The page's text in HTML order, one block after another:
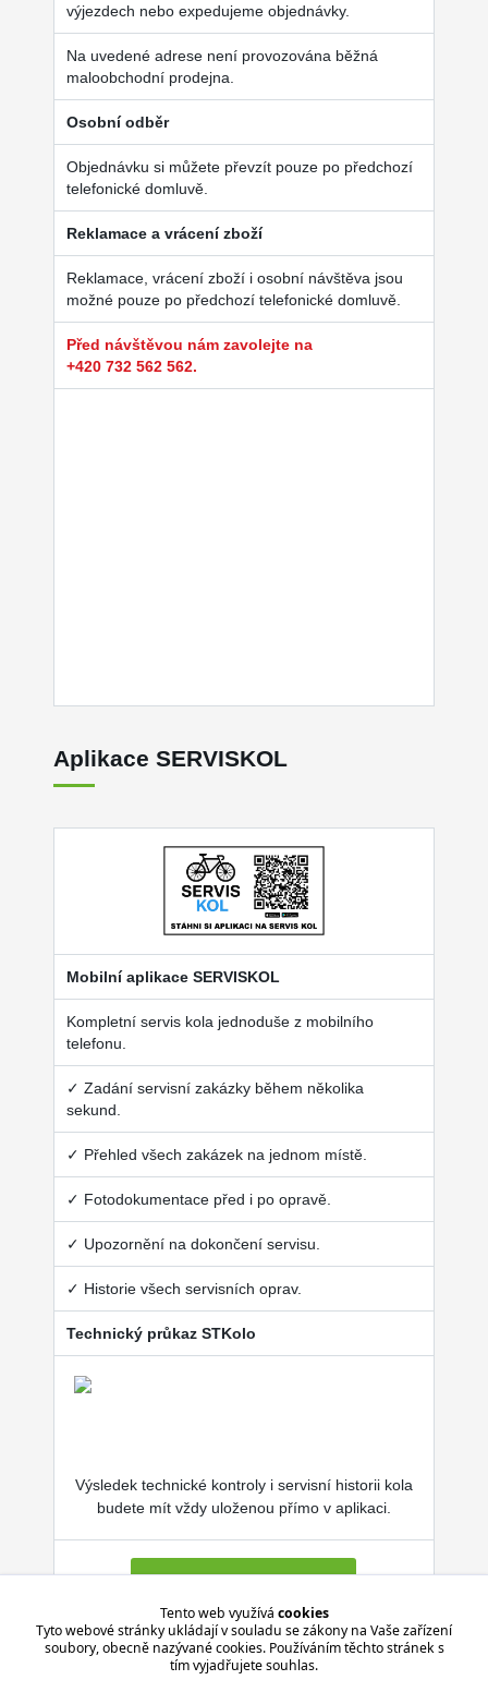
výjezdech nebo expedujeme objednávky.
Na uvedené adrese není provozována běžná
maloobchodní prodejna.
Osobní odběr
Objednávku si můžete převzít pouze po předchozí
telefonické domluvě.
Reklamace a vrácení zboží
Reklamace, vrácení zboží i osobní návštěva jsou
možné pouze po předchozí telefonické domluvě.
Před návštěvou nám zavolejte na
+420 732 562 562.
Aplikace SERVISKOL
Mobilní aplikace SERVISKOL
Kompletní servis kola jednoduše z mobilního
telefonu.
✓ Zadání servisní zakázky během několika
sekund.
✓ Přehled všech zakázek na jednom místě.
✓ Fotodokumentace před i po opravě.
✓ Upozornění na dokončení servisu.
✓ Historie všech servisních oprav.
Technický průkaz STKolo
Výsledek technické kontroly i servisní historii kola
budete mít vždy uloženou přímo v aplikaci.
Aplikace je zdarma pro Android i iPhone.
Tento web využívá cookies
Tyto webové stránky ukládají v souladu se zákony na Vaše zařízení
soubory, obecně nazývané cookies. Používáním těchto stránek s
tím vyjadřujete souhlas.